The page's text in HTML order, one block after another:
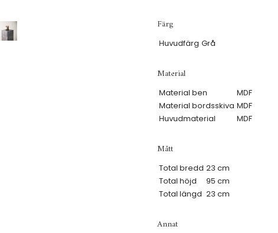
Färg
Huvudfärg Grå
Material
Material ben
MDF
Material bordsskiva MDF
Huvudmaterial
MDF
Mått
Total bredd 23 cm
Total höjd
95 cm
Total längd 23 cm
Annat